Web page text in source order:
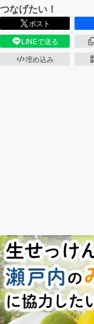
つなげたい！
ポスト
LINEで送る
埋め込み